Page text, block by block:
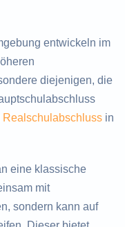
entwickeln im
diejenigen, die
Realschulabschluss in
eine klassische
mit
sondern kann auf